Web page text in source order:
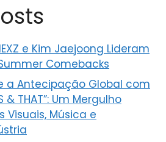
e Kim Jaejoong Lideram
Comebacks
a Antecipação Global com
& THAT”: Um Mergulho
Visuais, Música e